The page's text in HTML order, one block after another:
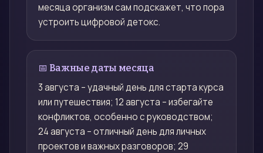
месяца организм сам подскажет, что пора
устроить цифровой детокс.
📅 Важные даты месяца
3 августа – удачный день для старта курса
или путешествия; 12 августа – избегайте
конфликтов, особенно с руководством;
24 августа – отличный день для личных
проектов и важных разговоров; 29